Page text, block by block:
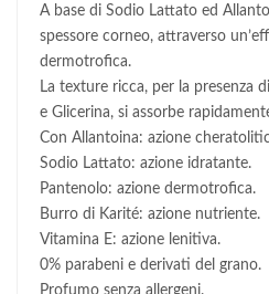
A base di Sodio Lattato ed
spessore corneo, attraverso
dermotrofica.
La texture ricca, per la presenza
e Glicerina, si assorbe
Con Allantoina: azione
Sodio Lattato: azione idratante.
Pantenolo: azione dermotrofica.
Burro di Karité: azione nutriente.
Vitamina E: azione lenitiva.
0% parabeni e derivati del grano.
Profumo senza allergeni.